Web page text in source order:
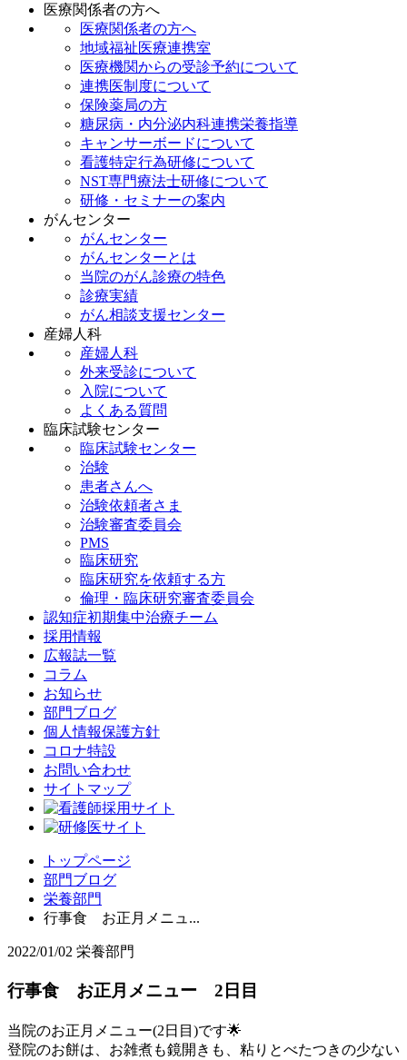
医療関係者の方へ
医療関係者の方へ
地域福祉医療連携室
医療機関からの受診予約について
連携医制度について
保険薬局の方
糖尿病・内分泌内科連携栄養指導
キャンサーボードについて
看護特定行為研修について
NST専門療法士研修について
研修・セミナーの案内
がんセンター
がんセンター
がんセンターとは
当院のがん診療の特色
診療実績
がん相談支援センター
産婦人科
産婦人科
外来受診について
入院について
よくある質問
臨床試験センター
臨床試験センター
治験
患者さんへ
治験依頼者さま
治験審査委員会
PMS
臨床研究
臨床研究を依頼する方
倫理・臨床研究審査委員会
認知症初期集中治療チーム
採用情報
広報誌一覧
コラム
お知らせ
部門ブログ
個人情報保護方針
コロナ特設
お問い合わせ
サイトマップ
トップページ
部門ブログ
栄養部門
行事食 お正月メニュ...
2022/01/02 栄養部門
行事食 お正月メニュー 2日目
当院のお正月メニュー(2日目)です🌟
登院のお餅は、お雑煮も鏡開きも、粘りとべたつきの少ない